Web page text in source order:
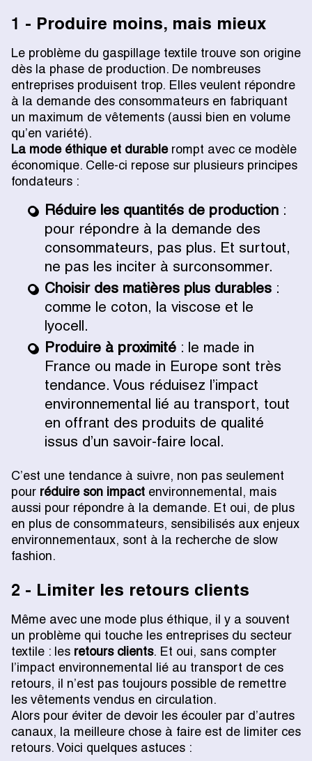
1 - Produire moins, mais mieux
Le problème du gaspillage textile trouve son origine
dès la phase de production. De nombreuses
entreprises produisent trop. Elles veulent répondre
à la demande des consommateurs en fabriquant
un maximum de vêtements (aussi bien en volume
qu’en variété).
La mode éthique et durablerompt avec ce modèle
économique. Celle-ci repose sur plusieurs principes
fondateurs :
Réduire les quantités de production :
pour répondre à la demande des
consommateurs, pas plus. Et surtout,
ne pas les inciter à surconsommer.
Choisir des matières plus durables :
comme le coton, la viscose et le
lyocell.
Produire à proximité : le made in
France ou made in Europe sont très
tendance. Vous réduisez l’impact
environnemental lié au transport, tout
en offrant des produits de qualité
issus d’un savoir-faire local.
C’est une tendance à suivre, non pas seulement
pour réduire son impact environnemental, mais
aussi pour répondre à la demande. Et oui, de plus
en plus de consommateurs, sensibilisés aux enjeux
environnementaux, sont à la recherche de slow
fashion.
2 - Limiter les retours clients
Même avec une mode plus éthique, il y a souvent
un problème qui touche les entreprises du secteur
textile : les retours clients. Et oui, sans compter
l’impact environnemental lié au transport de ces
retours, il n’est pas toujours possible de remettre
les vêtements vendus en circulation.
Alors pour éviter de devoir les écouler par d’autres
canaux, la meilleure chose à faire est de limiter ces
retours. Voici quelques astuces :